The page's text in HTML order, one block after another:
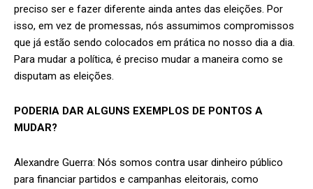
preciso ser e fazer diferente ainda antes das eleições. Por
isso, em vez de promessas, nós assumimos compromissos
que já estão sendo colocados em prática no nosso dia a dia.
Para mudar a política, é preciso mudar a maneira como se
disputam as eleições.
PODERIA DAR ALGUNS EXEMPLOS DE PONTOS A
MUDAR?
Alexandre Guerra: Nós somos contra usar dinheiro público
para financiar partidos e campanhas eleitorais, como